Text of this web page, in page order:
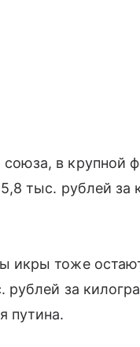
в крупной
тыс. рублей
икры тоже
рублей за
путина.